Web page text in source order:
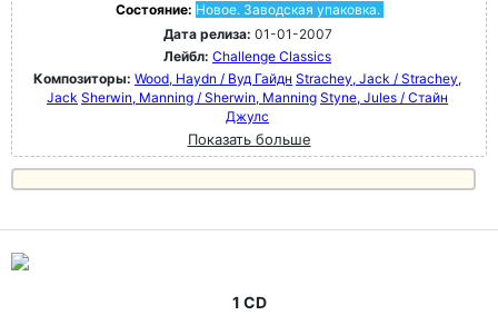
Состояние: Новое. Заводская упаковка.
Дата релиза: 01-01-2007
Лейбл: Challenge Classics
Композиторы: Wood, Haydn / Вуд Гайдн Strachey, Jack / Strachey,
Jack Sherwin, Manning / Sherwin, Manning Styne, Jules / Стайн
Джулс
Показать больше
1 CD